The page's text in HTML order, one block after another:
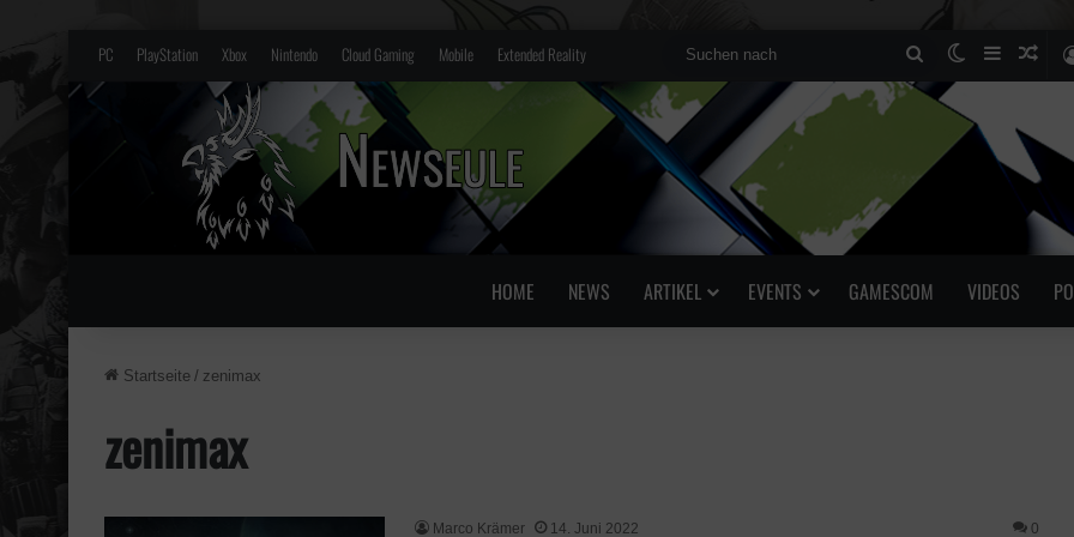
PC PlayStation Xbox Nintendo Cloud Gaming Mobile Extended Reality Suchen
nach
SkinSidebar
HOME NEWS ARTIKEL EVENTS GAMESCOM VIDEOS
Startseite / zenimax
zenimax
Marco Krämer 14. Juni 2022 0